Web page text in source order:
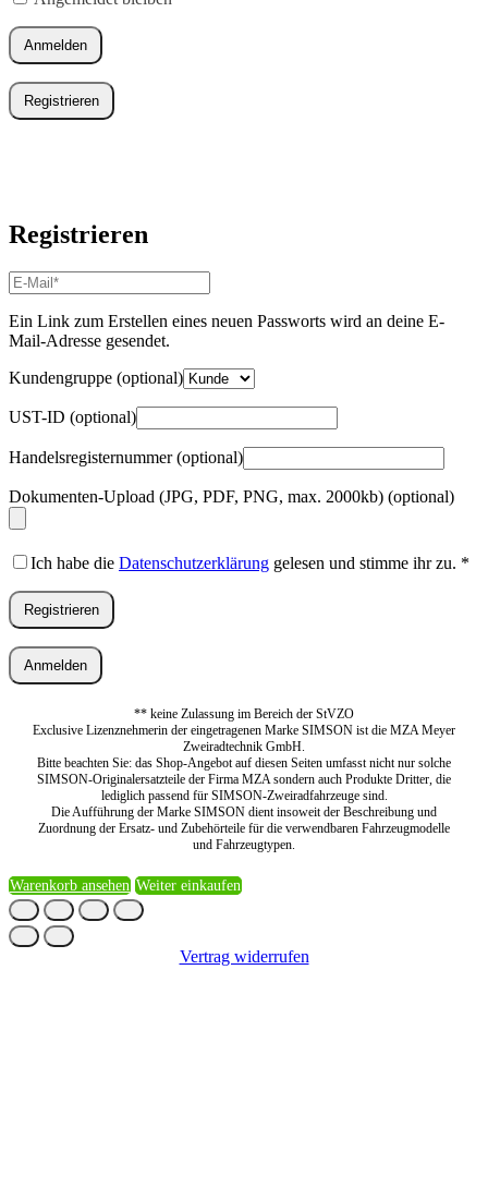
Anmelden
Registrieren
Registrieren
E-
Mail-
Adresse*
Erforderlich
Ein Link zum Erstellen eines neuen Passworts wird an deine E-
Mail-Adresse gesendet.
Kundengruppe (optional)
UST-ID (optional)
Handelsregisternummer(optional)
Dokumenten-Upload (JPG, PDF, PNG, max. 2000kb) (optional)
Ich habe die Datenschutzerklärung gelesen und stimme ihr zu. *
Registrieren
Anmelden
** keine Zulassung im Bereich der StVZO
Exclusive Lizenznehmerin der eingetragenen Marke SIMSON ist die MZA Meyer
Zweiradtechnik GmbH.
Bitte beachten Sie: das Shop-Angebot auf diesen Seiten umfasst nicht nur solche
SIMSON-Originalersatzteile der Firma MZA sondern auch Produkte Dritter, die
lediglich passend für SIMSON-Zweiradfahrzeuge sind.
Die Aufführung der Marke SIMSON dient insoweit der Beschreibung und
Zuordnung der Ersatz- und Zubehörteile für die verwendbaren Fahrzeugmodelle
und Fahrzeugtypen.
Warenkorb ansehen Weiter einkaufen
Vertrag widerrufen